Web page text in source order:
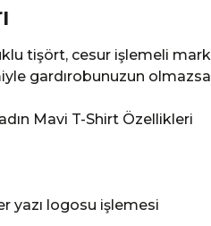
tişört, cesur işlemeli
gardırobunuzun
Mavi T-Shirt Özellikleri
yazı logosu işlemesi